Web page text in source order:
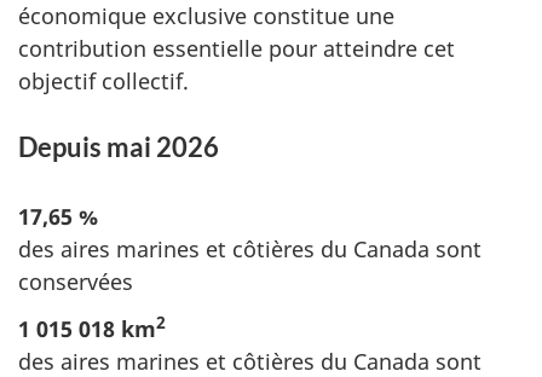
économique exclusive constitue une
contribution essentielle pour atteindre cet
objectif collectif.
Depuis mai 2026
17,65 %
des aires marines et côtières du Canada sont
conservées
1 015 018 km2
des aires marines et côtières du Canada sont